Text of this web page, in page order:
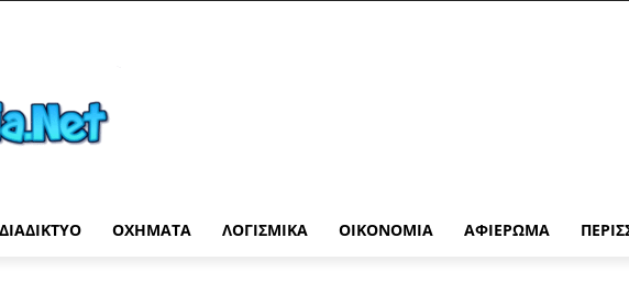
ΔΙΑΔΊΚΤΥΟ ΟΧΉΜΑΤΑ ΛΟΓΙΣΜΙΚΆ ΟΙΚΟΝΟΜΊΑ ΑΦΙΈΡΩΜΑ